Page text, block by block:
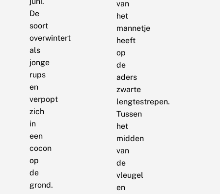
De
soort
overwintert
als
jonge
rups
en
verpopt
zich
in
een
cocon
op
de
grond.
van
het
mannetje
heeft
op
de
aders
zwarte
lengtestrepen.
Tussen
het
midden
van
de
vleugel
en